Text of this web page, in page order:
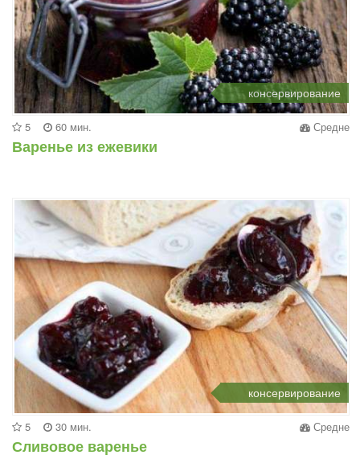
консервирование
5 60 мин. Средне
Варенье из ежевики
консервирование
5 30 мин. Средне
Сливовое варенье